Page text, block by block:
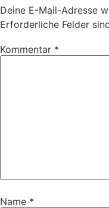
Deine E-Mail-Adresse
Erforderliche Felder
Kommentar *
Name *